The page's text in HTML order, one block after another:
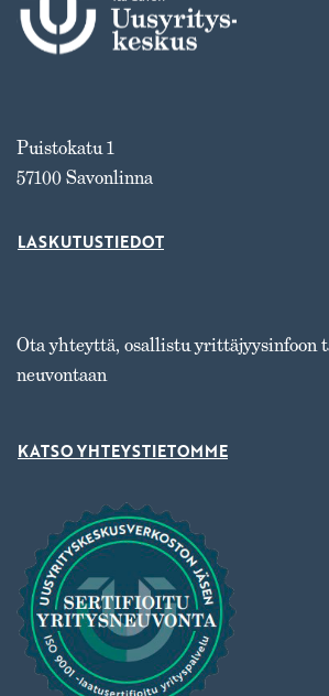
Puistokatu 1
57100 Savonlinna
LASKUTUSTIEDOT
Ota yhteyttä, osallistu yrittäjyysinfoon
neuvontaan
KATSO YHTEYSTIETOMME